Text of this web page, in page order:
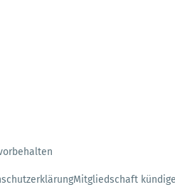
Mitgliedschaft